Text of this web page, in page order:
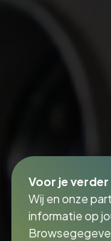
Voor je
Wij en onze
informatie op